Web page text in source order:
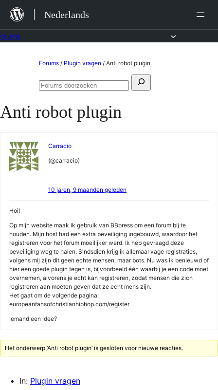
naar
de
Nederlands
Forums / Plugin vragen / Anti robot plugin
Zoeken
Forums
Anti robot plugin
Carracio
(@carracio)
10 jaren, 9 maanden geleden
Hoi!
Op mijn website maak ik gebruik van BBpress om een forum bij te
houden. Mijn host had een extra beveiliging ingebouwd, waardoor het
registreren voor het forum moeilijker werd. Ik heb gevraagd deze
beveiliging weg te halen. Sindsdien krijg ik allemaal vage registraties,
volgens mij zijn dit geen echte mensen, maar bots. Nu was ik benieuwd of
hier een goede plugin tegen is, bijvoorbeeld één waarbij je een code moet
overnemen, alvorens je echt kan registreren, zodat mensen die zich
registreren aan moeten geven dat ze echt mens zijn.
Het gaat om de volgende pagina:
europeanfansofchristianhiphop.com/register
Iemand een idee?
Het onderwerp ‘Anti robot plugin’ is gesloten voor nieuwe reacties.
In: Plugin vragen